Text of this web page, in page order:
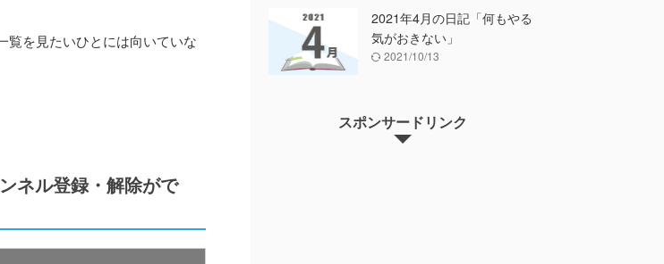
覧を見たいひとには向いていな
ネル登録・解除がで
2021年4月の日記「何もやる
気がおきない」
2021/10/13
スポンサードリンク